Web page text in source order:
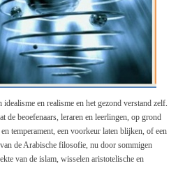
en realisme en het gezond verstand zelf.
de beoefenaars, leraren en leerlingen, op grond
temperament, een voorkeur laten blijken, of een
de Arabische filosofie, nu door sommigen
van de islam, wisselen aristotelische en